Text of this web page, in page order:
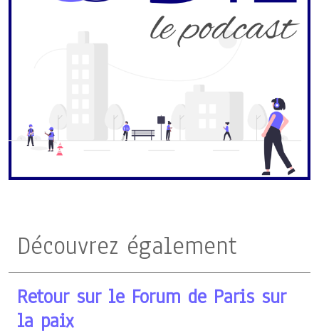
Découvrez également
Retour sur le Forum de Paris sur
la paix